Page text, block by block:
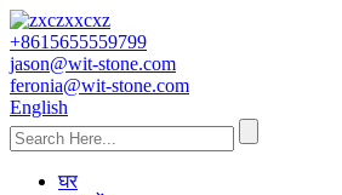
+8615655559799
jason@wit-stone.com
feronia@wit-stone.com
English
घर